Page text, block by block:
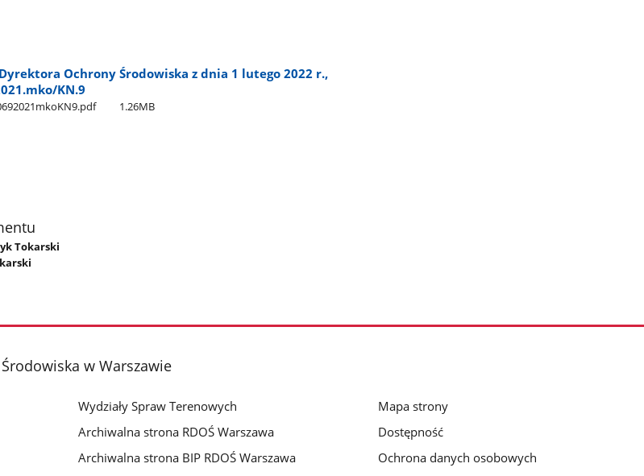
Ochrony Środowiska z dnia 1 lutego 2022 r.,
KN.9
1.26MB
Tokarski
w Warszawie
Wydziały Spraw Terenowych
Archiwalna strona RDOŚ Warszawa
Archiwalna strona BIP RDOŚ Warszawa
Mapa strony
Dostępność
Ochrona danych osobowych